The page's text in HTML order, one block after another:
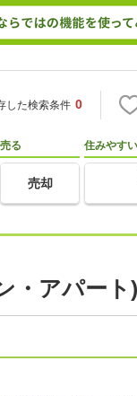
した検索条件 0
売る
売却
住みやす
・アパート)